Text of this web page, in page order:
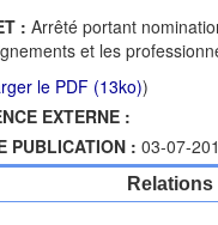
: Arrêté portant
et les
le PDF (13ko))
EXTERNE :
PUBLICATION : 03-07-